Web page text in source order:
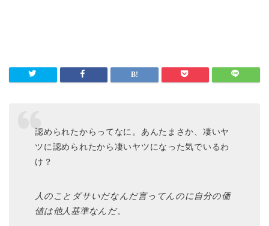
認められたからってなに。あんたまさか、凄いヤ
ツに認められたから凄いヤツになった気でいるわ
け？
人のことダサいだなんだ言ってんのに自分の価
値は他人基準なんだ。